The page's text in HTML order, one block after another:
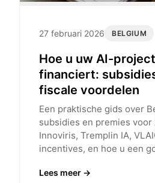
27 februari 2026 BELGIUM
Hoe u uw AI-
financiert:
fiscale voordelen
Een praktische gids over
subsidies en premies
Innoviris, Tremplin IA,
incentives, en hoe u een
Lees meer →